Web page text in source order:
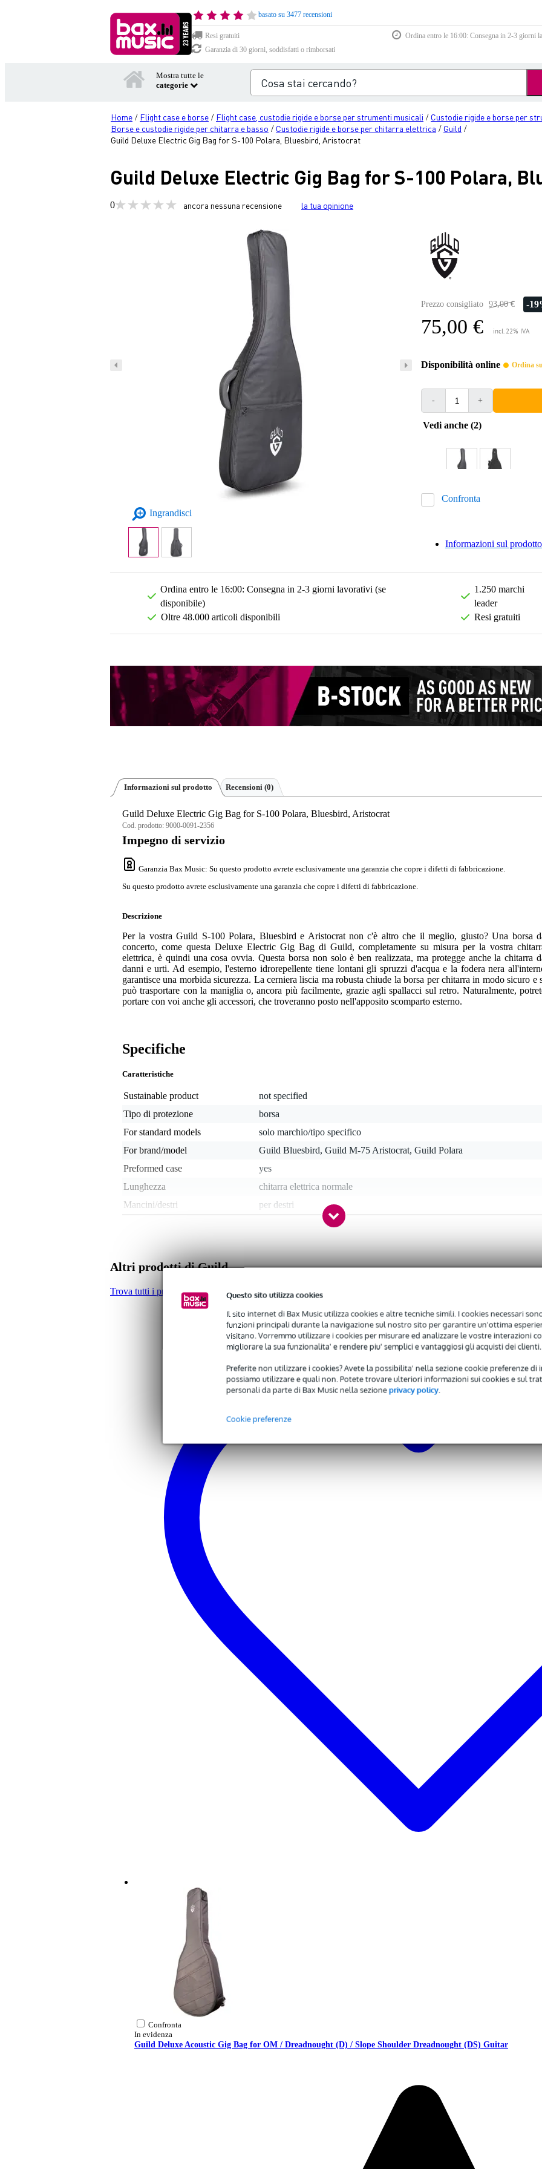
Questo sito utilizza cookies
Il sito internet di Bax Music utilizza cookies e altre tecniche simili. I cookies necessari
funzioni principali durante la navigazione sul nostro sito per garantire un'ottima
visitano. Vorremmo utilizzare i cookies per misurare ed analizzare le vostre interazioni
migliorare la sua funzionalita' e rendere piu' semplici e vantaggiosi gli acquisti dei clienti.
Preferite non utilizzare i cookies? Avete la possibilita' nella sezione cookie preferenze di
possiamo utilizzare e quali non. Potete trovare ulteriori informazioni sui cookies e sul
personali da parte di Bax Music nella sezioneprivacy policy.
Cookie preferenze
basato su 3477 recensioni
Resi gratuiti
Ordina entro le 16:00: Consegna in 2-3 giorni
Garanzia di 30 giorni, soddisfatti o rimborsati
Mostra tutte le
categorie
Home / Flight case e borse / Flight case, custodie rigide e borse per strumenti musicali / Custodie rigide e borse per
Borse e custodie rigide per chitarra e basso / Custodie rigide e borse per chitarra elettrica / Guild /
Guild Deluxe Electric Gig Bag for S-100 Polara, Bluesbird, Aristocrat
Guild Deluxe Electric Gig Bag for S-100 Polara,
0 ancora nessuna recensione la tua opinione
Ingrandisci
Prezzo consigliato 93,00 € -
75,00 € incl. 22% IVA
Disponibilità online Ordina
- +
Vedi anche (2)
Confronta
Informazioni sul prodotto
Ordina entro le 16:00: Consegna in 2-3 giorni lavorativi (se
disponibile)
Oltre 48.000 articoli disponibili
1.250 marchi
leader
Resi gratuiti
Informazioni sul prodotto Recensioni (0)
Guild Deluxe Electric Gig Bag for S-100 Polara, Bluesbird, Aristocrat
Cod. prodotto: 9000-0091-2356
Impegno di servizio
Garanzia Bax Music: Su questo prodotto avrete esclusivamente una garanzia che copre i difetti di fabbricazione.
Su questo prodotto avrete esclusivamente una garanzia che copre i difetti di fabbricazione.
Descrizione
Per la vostra Guild S-100 Polara, Bluesbird e Aristocrat non c'è altro che il meglio, giusto? Una borsa
concerto, come questa Deluxe Electric Gig Bag di Guild, completamente su misura per la vostra
elettrica, è quindi una cosa ovvia. Questa borsa non solo è ben realizzata, ma protegge anche la chitarra
danni e urti. Ad esempio, l'esterno idrorepellente tiene lontani gli spruzzi d'acqua e la fodera nera
garantisce una morbida sicurezza. La cerniera liscia ma robusta chiude la borsa per chitarra in modo sicuro e
può trasportare con la maniglia o, ancora più facilmente, grazie agli spallacci sul retro. Naturalmente,
portare con voi anche gli accessori, che troveranno posto nell'apposito scomparto esterno.
Specifiche
Caratteristiche
Sustainable product
not specified
Tipo di protezione
borsa
For standard models
solo marchio/tipo specifico
For brand/model
Guild Bluesbird, Guild M-75 Aristocrat, Guild Polara
Preformed case
yes
Lunghezza
chitarra elettrica normale
Mancini/destri
per destri
on both sides, solo per 6-in-line
Materiale
non specificato
Thickness of bag lining (mm)
Per quanti strumenti
sì
sì
nero
Peso e dimensioni imballaggio incluso
(imballaggio incluso)
1,5 kg
(imballaggio incluso)
Borsa Guild
tipo: borsa da concerto elettrica deluxe
adatta per: Guild S-100 Polara, Bluesbird e Aristocrat
esterno idrorepellente
fodera nera
colore: nero
cerniera robusta
maniglia
tasca esterna per accessori con zip
con logo Guild
Altri prodotti di Guild
Trova tutti i prodotti del marchio Guild
Confronta
In evidenza
Guild Deluxe Acoustic Gig Bag for OM / Dreadnought (D) / Slope Shoulder Dreadnought (DS) Guitar